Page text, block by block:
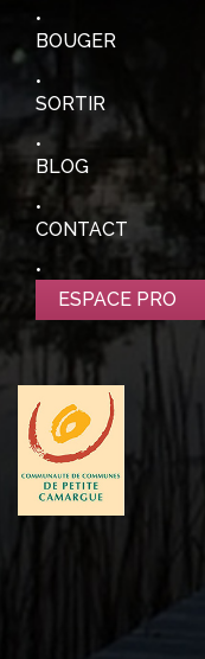
BOUGER
SORTIR
BLOG
CONTACT
ESPACE PRO